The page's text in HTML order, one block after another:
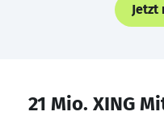
Jetzt
21 Mio. XING